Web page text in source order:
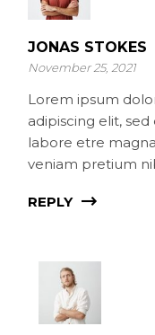
JONAS STOKES
November 25, 2021
Lorem ipsum
adipiscing elit,
labore etre
veniam pretium
REPLY